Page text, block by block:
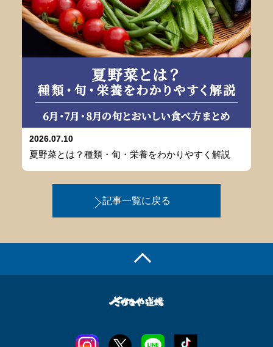
2026.07.10
夏野菜とは？種類・旬・栄養をわかりやすく解説
記事一覧に戻る